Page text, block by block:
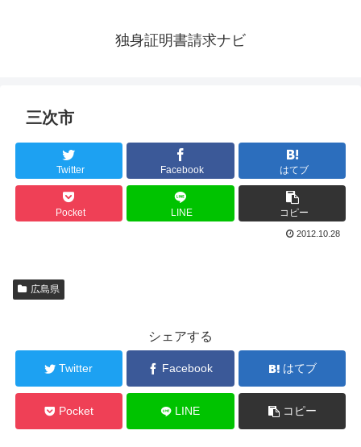
独身証明書請求ナビ
三次市
Twitter Facebook はてブ
Pocket LINE コピー
2012.10.28
広島県
シェアする
Twitter Facebook はてブ
Pocket LINE コピー